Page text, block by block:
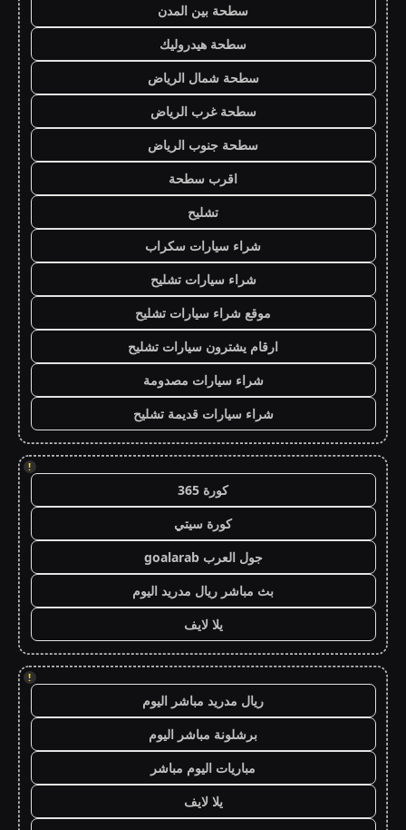
سطحة بين المدن
سطحة هيدروليك
سطحة شمال الرياض
سطحة غرب الرياض
سطحة جنوب الرياض
اقرب سطحة
تشليح
شراء سيارات سكراب
شراء سيارات تشليح
موقع شراء سيارات تشليح
ارقام يشترون سيارات تشليح
شراء سيارات مصدومة
شراء سيارات قديمة تشليح
!
كورة 365
كورة سيتي
جول العرب goalarab
بث مباشر ريال مدريد اليوم
يلا لايف
!
ريال مدريد مباشر اليوم
برشلونة مباشر اليوم
مباريات اليوم مباشر
يلا لايف